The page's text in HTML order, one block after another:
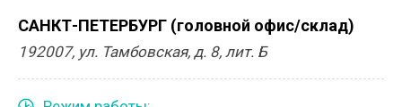
САНКТ-ПЕТЕРБУРГ (головной офис/склад)
192007, ул. Тамбовская, д. 8, лит. Б